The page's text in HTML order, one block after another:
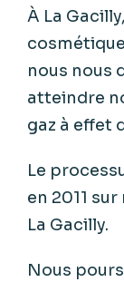
À La
nous nous
atteindre
gaz à effet
Le
en 2011
La Gacilly.
Nous